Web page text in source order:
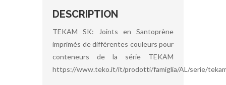
DESCRIPTION
TEKAM SK: Joints en Santoprène
imprimés de différentes couleurs pour
conteneurs de la série TEKAM
https://www.teko.it/it/prodotti/famiglia/AL/serie/